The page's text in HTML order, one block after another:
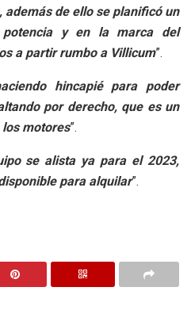
además de ello se planificó un
potencia y en la marca del
a partir rumbo a Villicum”.
hincapié para poder
por derecho, que es un
motores”.
se alista ya para el 2023,
para alquilar”.